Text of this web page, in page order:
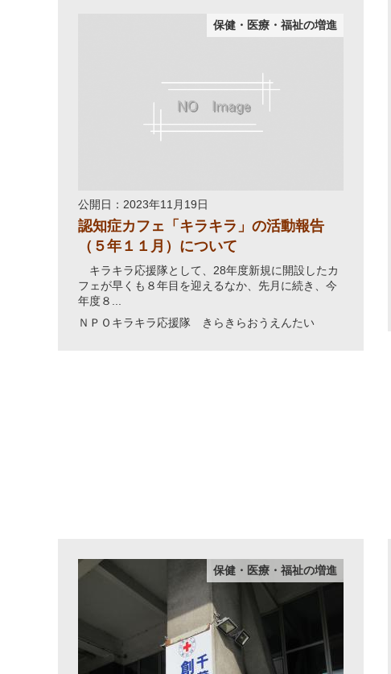
保健・医療・福祉の増進
公開日：2023年11月19日
認知症カフェ「キラキラ」の活動報告
（５年１１月）について
キラキラ応援隊として、28年度新規に開設したカ
フェが早くも８年目を迎えるなか、先月に続き、今
年度８...
ＮＰＯキラキラ応援隊 きらきらおうえんたい
保健・医療・福祉の増進